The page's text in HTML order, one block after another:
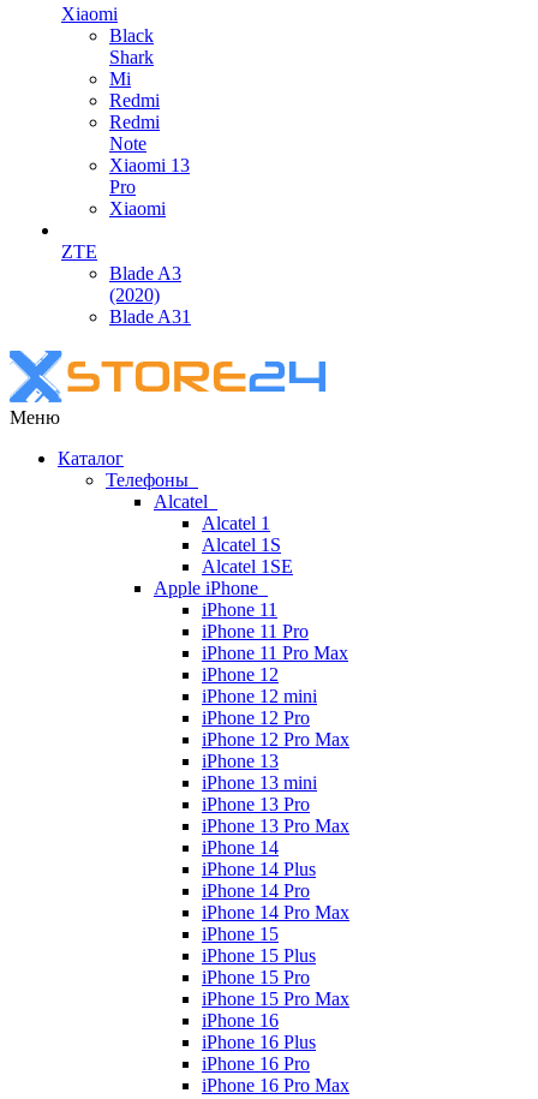
Xiaomi
Black
Shark
Mi
Redmi
Redmi
Note
Xiaomi 13
Pro
Xiaomi
ZTE
Blade A3
(2020)
Blade A31
Меню
Каталог
Телефоны
Alcatel
Alcatel 1
Alcatel 1S
Alcatel 1SE
Apple iPhone
iPhone 11
iPhone 11 Pro
iPhone 11 Pro Max
iPhone 12
iPhone 12 mini
iPhone 12 Pro
iPhone 12 Pro Max
iPhone 13
iPhone 13 mini
iPhone 13 Pro
iPhone 13 Pro Max
iPhone 14
iPhone 14 Plus
iPhone 14 Pro
iPhone 14 Pro Max
iPhone 15
iPhone 15 Plus
iPhone 15 Pro
iPhone 15 Pro Max
iPhone 16
iPhone 16 Plus
iPhone 16 Pro
iPhone 16 Pro Max